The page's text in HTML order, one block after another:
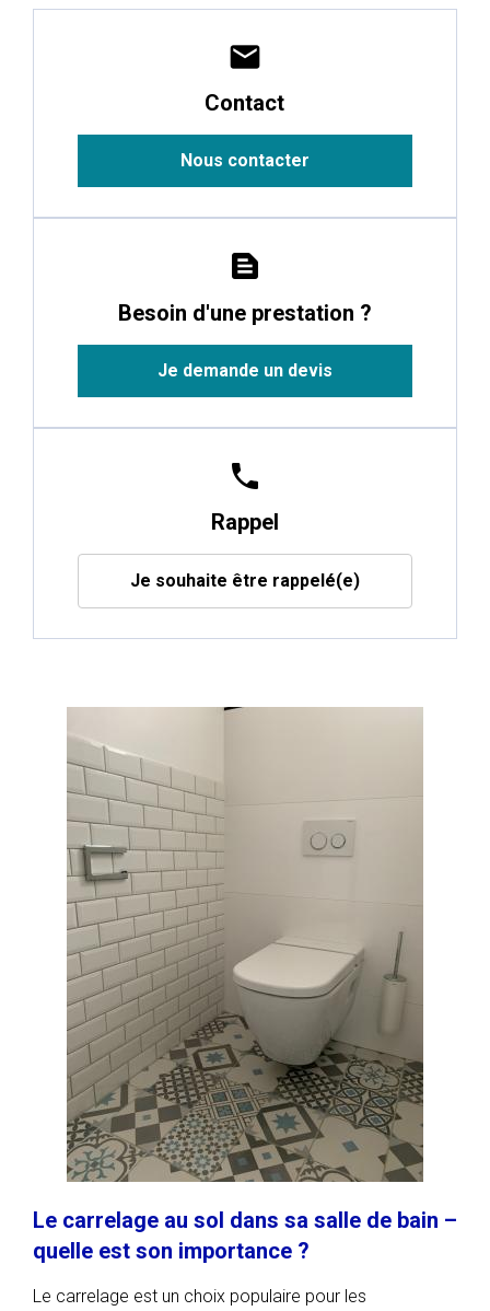
mail
Contact
Nous contacter
text_snippet
Besoin d'une prestation ?
Je demande un devis
phone
Rappel
Je souhaite être rappelé(e)
Le carrelage au sol dans sa salle de bain –
quelle est son importance ?
Le carrelage est un choix populaire pour les